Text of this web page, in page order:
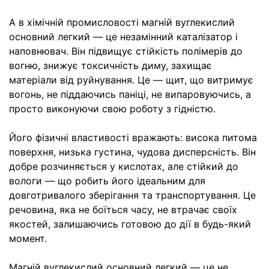
А в хімічній промисловості магній вуглекислий
основний легкий — це незамінний каталізатор і
наповнювач. Він підвищує стійкість полімерів до
вогню, знижує токсичність диму, захищає
матеріали від руйнування. Це — щит, що витримує
вогонь, не піддаючись паніці, не випаровуючись, а
просто виконуючи свою роботу з гідністю.
Його фізичні властивості вражають: висока питома
поверхня, низька густина, чудова дисперсність. Він
добре розчиняється у кислотах, але стійкий до
вологи — що робить його ідеальним для
довготривалого зберігання та транспортування. Це
речовина, яка не боїться часу, не втрачає своїх
якостей, залишаючись готовою до дії в будь-який
момент.